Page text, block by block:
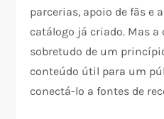
parcerias, apoio de fãs e
catálogo já criado. Mas
sobretudo de um
conteúdo útil para um
conectá-lo a fontes de